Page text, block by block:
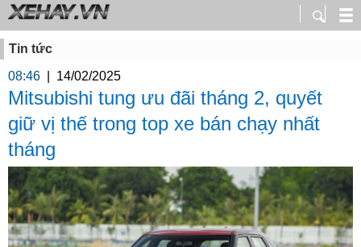
Tin tức
08:46
14/02/2025
Mitsubishi tung ưu đãi tháng 2, quyết
giữ vị thế trong top xe bán chạy nhất
tháng